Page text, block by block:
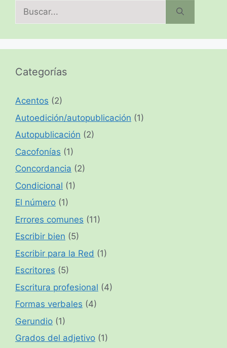
Buscar:
Categorías
Acentos (2)
Autoedición/autopublicación (1)
Autopublicación (2)
Cacofonías (1)
Concordancia (2)
Condicional (1)
El número (1)
Errores comunes (11)
Escribir bien (5)
Escribir para la Red (1)
Escritores (5)
Escritura profesional (4)
Formas verbales (4)
Gerundio (1)
Grados del adjetivo (1)